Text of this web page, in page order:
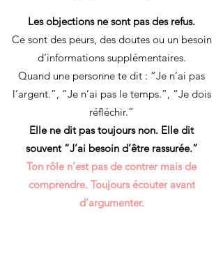
Les objections ne sont pas des refus.
Ce sont des peurs, des doutes ou un besoin
d’informations supplémentaires.
Quand une personne te dit : “Je n’ai pas
l’argent.”, “Je n’ai pas le temps.”, “Je dois
réfléchir.”
Elle ne dit pas toujours non. Elle dit
souvent “J’ai besoin d’être rassurée.”
Ton rôle n’est pas de contrer mais de
comprendre. Toujours écouter avant
d’argumenter.